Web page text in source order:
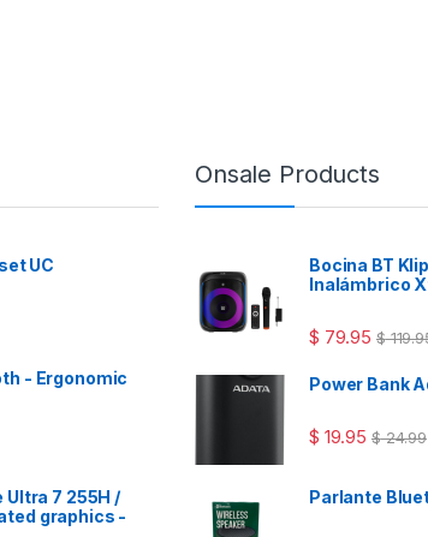
UC
- Ergonomic
Ultra 7 255H /
graphics -
Onsale Products
Bocina BT
Inalámbrico
$ 79.95 $
Power Bank
$ 19.95 $24.99
Parlante